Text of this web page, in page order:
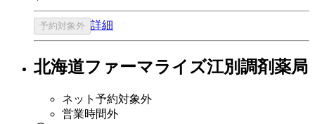
予約対象外 詳細
北海道ファーマライズ江別調剤薬局
ネット予約対象外
営業時間外